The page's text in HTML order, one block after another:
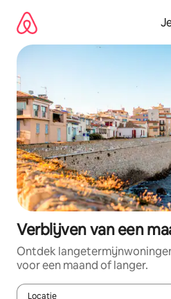
direct
naar
inhoud
Verblijven van een
Ontdek
voor een maand of langer.
Locatie